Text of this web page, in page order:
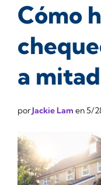
Cómo
a
porJackie Lam en5/